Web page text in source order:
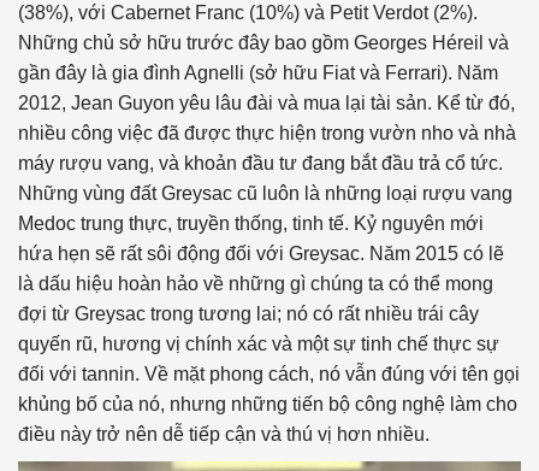
(38%), với Cabernet Franc (10%) và Petit Verdot (2%).
Những chủ sở hữu trước đây bao gồm Georges Héreil và
gần đây là gia đình Agnelli (sở hữu Fiat và Ferrari). Năm
2012, Jean Guyon yêu lâu đài và mua lại tài sản. Kể từ đó,
nhiều công việc đã được thực hiện trong vườn nho và nhà
máy rượu vang, và khoản đầu tư đang bắt đầu trả cổ tức.
Những vùng đất Greysac cũ luôn là những loại rượu vang
Medoc trung thực, truyền thống, tinh tế. Kỷ nguyên mới
hứa hẹn sẽ rất sôi động đối với Greysac. Năm 2015 có lẽ
là dấu hiệu hoàn hảo về những gì chúng ta có thể mong
đợi từ Greysac trong tương lai; nó có rất nhiều trái cây
quyến rũ, hương vị chính xác và một sự tinh chế thực sự
đối với tannin. Về mặt phong cách, nó vẫn đúng với tên gọi
khủng bố của nó, nhưng những tiến bộ công nghệ làm cho
điều này trở nên dễ tiếp cận và thú vị hơn nhiều.